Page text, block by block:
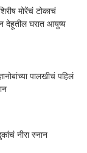
मोरेंचं टोकाचं
देहूतील घरात आयुष्य
पालखीचं पहिलं
नीरा स्नान